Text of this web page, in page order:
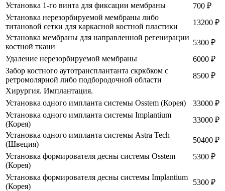
Установка 1-го винта для фиксации мембраны
700 ₽
Установка нерезорбируемой мембраны либо
титановой сетки для каркасной костной пластики
13200 ₽
Установка мембраны для направленной регенирации
костной ткани
5300 ₽
Удаление нерезорбируемой мембраны
6000 ₽
Забор костного аутотрансплантанта скркбком с
ретромолярной либо подбородочной области
8500 ₽
Хирургия. Имплантация.
Установка одного импланта системы Osstem (Корея)
33000 ₽
Установка одного импланта системы Implantium
(Корея)
33000 ₽
Установка одного импланта системы Astra Tech
(Швеция)
50400 ₽
Установка формирователя десны системы Osstem
(Корея)
5300 ₽
Установка формирователя десны системы Implantium
(Корея)
5300 ₽